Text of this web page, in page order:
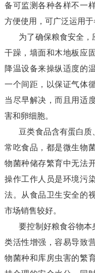
备可监测各种各样不一
方便使用，可广泛运用于
为了确保粮食安全，
干躁，墙面和木地板应
降温设备来操纵适度的
一个间距，以保证气体
当尽早解决，而且用适
害和卵细胞。
豆类食品含有蛋白质
常吃食品，都是微生物
物菌种储存繁育中无法
操作工作人员是环境污
法。从食品卫生安全的
市场销售较好。
要控制好粮食谷物本
类活性增强，容易导致
物菌种和库房虫害的繁